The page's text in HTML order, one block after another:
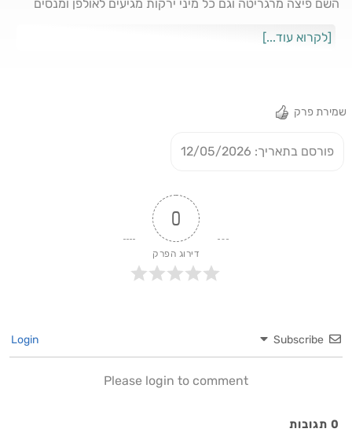
השם פיצה מרגריטה וגם כל מיני ירקות מגיעים לאולפן ומנסים
[לקרוא עוד...]
שמירת פרק
פורסם בתאריך: 12/05/2026
0
דירוג הפרק
Subscribe
Please login to comment
0 תגובות